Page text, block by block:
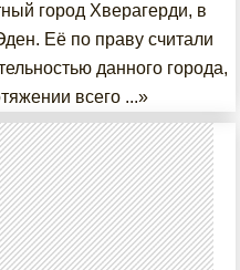
город Хверагерди, в
Её по праву считали
данного города,
всего ...»